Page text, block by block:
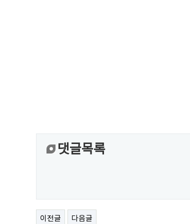
댓글목록
이전글 다음글